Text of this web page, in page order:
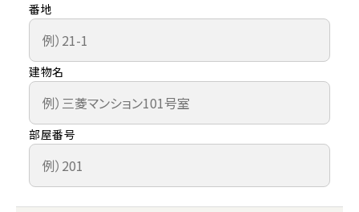
番地
建物名
部屋番号